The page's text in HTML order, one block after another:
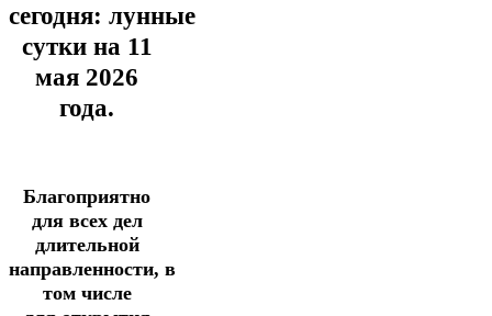
сегодня: лунные
сутки на 11
мая 2026
года.
Благоприятно
для всех дел
длительной
направленности, в
том числе